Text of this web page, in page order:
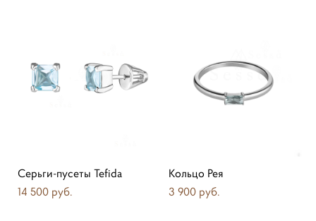
Серьги-пусеты Tefida
14 500 pуб.
Кольцо Рея
3 900 pуб.